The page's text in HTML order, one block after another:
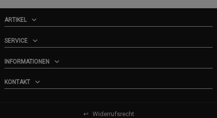
ARTIKEL
SERVICE
INFORMATIONEN
KONTAKT
↩ Widerrufsrecht